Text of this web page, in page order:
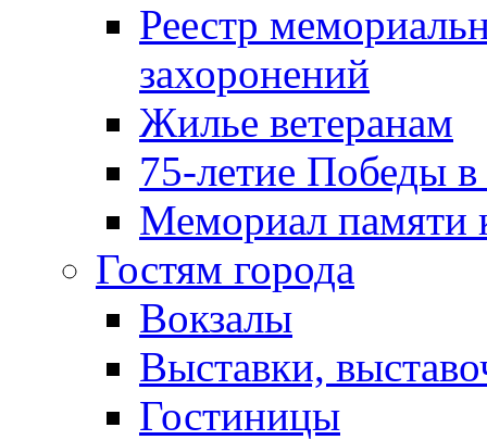
Реестр
захоронений
Жилье ветеранам
75-летие Победы
Мемориал памяти
Гостям города
Вокзалы
Выставки,
Гостиницы